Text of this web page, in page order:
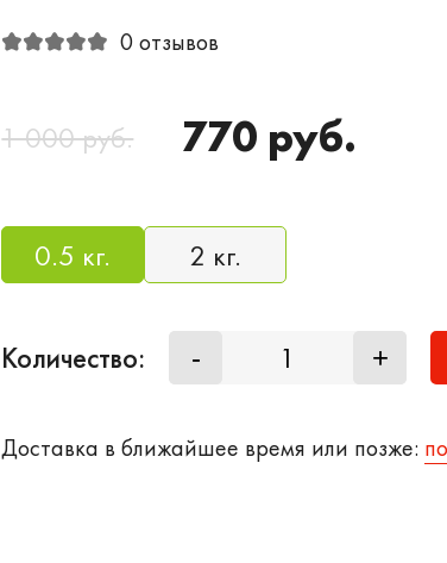
0 отзывов
1 000 руб. 770 руб.
0.5 кг. 2 кг.
Количество: - +
Доставка в ближайшее время или позже: